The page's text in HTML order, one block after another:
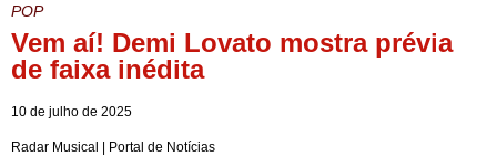
POP
Vem aí! Demi Lovato mostra prévia
de faixa inédita
10 de julho de 2025
Radar Musical | Portal de Notícias